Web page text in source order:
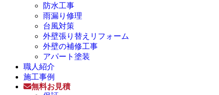
防水工事
雨漏り修理
台風対策
外壁張り替えリフォーム
外壁の補修工事
アパート塗装
職人紹介
施工事例
無料お見積